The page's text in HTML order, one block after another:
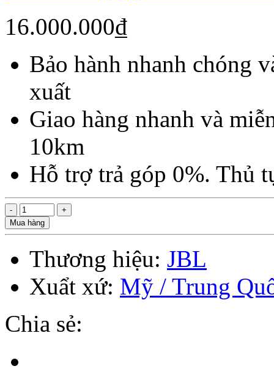
16.000.000₫
Bảo hành nhanh chóng
xuất
Giao hàng nhanh và
10km
Hỗ trợ trả góp 0%. Thủ
Mua hàng
Thương hiệu: JBL
Xuẩt xứ: Mỹ / Trung
Chia sẻ: